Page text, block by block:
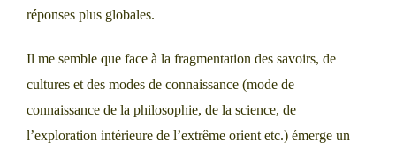
réponses plus globales.
Il me semble que face à la fragmentation des savoirs, de
cultures et des modes de connaissance (mode de
connaissance de la philosophie, de la science, de
l’exploration intérieure de l’extrême orient etc.) émerge un